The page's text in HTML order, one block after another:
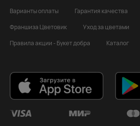
Варианты оплаты
Гарантия качества
Франшиза Цветовик
Уход за цветами
Правила акции - Букет добра
Каталог